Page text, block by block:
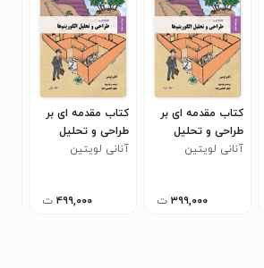
کتاب مقدمه‌ ای بر
طراحی و تحلیل
الگوریتم ها (جلد
آنانی لویتین
۳۹۹,۰۰۰ ت
کتاب مقدمه‌ ای بر
طراحی و تحلیل
الگوریتم ها (جلد
آنانی لویتین
۴۹۹,۰۰۰ ت